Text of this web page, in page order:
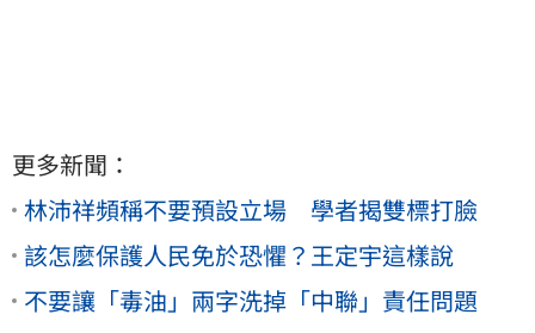
更多新聞：
林沛祥頻稱不要預設立場 學者揭雙標打臉
該怎麼保護人民免於恐懼？王定宇這樣說
不要讓「毒油」兩字洗掉「中聯」責任問題